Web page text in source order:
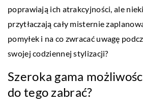
poprawiają ich atrakcyjności, ale
przytłaczają cały misternie
pomyłek i na co zwracać uwagę
swojej codziennej stylizacji?
Szeroka gama
do tego zabrać?